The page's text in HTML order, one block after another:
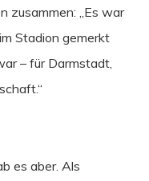
zusammen: „Es war
Stadion gemerkt
– für Darmstadt,
es aber. Als